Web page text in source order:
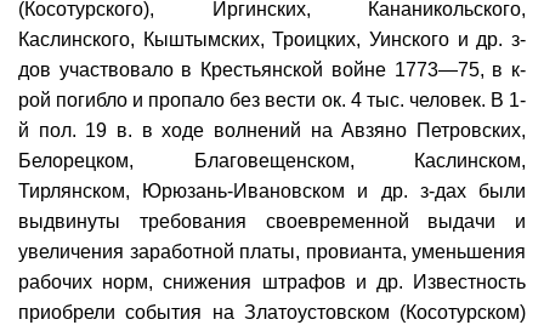
(Косотурского), Иргинских, Кананикольского,
Каслинского, Кыштымских, Троицких, Уинского и др. з-
дов участвовало в Крестьянской войне 1773—75, в к-
рой погибло и пропало без вести ок. 4 тыс. человек. В 1-
й пол. 19 в. в ходе волнений на Авзяно Петровских,
Белорецком, Благовещенском, Каслинском,
Тирлянском, Юрюзань-Ивановском и др. з-дах были
выдвинуты требования своевременной выдачи и
увеличения заработной платы, провианта, уменьшения
рабочих норм, снижения штрафов и др. Известность
приобрели события на Златоустовском (Косотурском)